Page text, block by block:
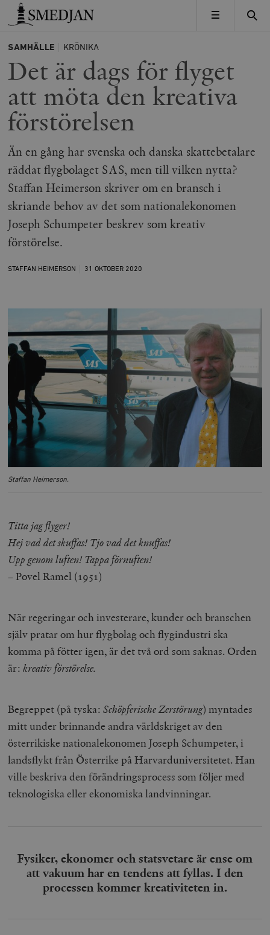
Timbro
MENY
SAMHÄLLE KRÖNIKA
Det är dags för flyget
att möta den kreativa
förstörelsen
Än en gång har svenska och danska skattebetalare
räddat flygbolaget SAS, men till vilken nytta?
Staffan Heimerson skriver om en bransch i
skriande behov av det som nationalekonomen
Joseph Schumpeter beskrev som kreativ
förstörelse.
STAFFAN HEIMERSON 31 OKTOBER 2020
Staffan Heimerson.
Titta jag flyger!
Hej vad det skuffas! Tjo vad det knuffas!
Upp genom luften! Tappa förnuften!
–Povel Ramel (1951)
När regeringar och investerare, kunder och branschen
själv pratar om hur flygbolag och flygindustri ska
komma på fötter igen, är det två ord som saknas. Orden
är:kreativ förstörelse.
Begreppet (på tyska:Schöpferische Zerstörung) myntades
mitt under brinnande andra världskriget av den
österrikiske nationalekonomen Joseph Schumpeter, i
landsflykt från Österrike på Harvarduniversitetet. Han
ville beskriva den förändringsprocess som följer med
teknologiska eller ekonomiska landvinningar.
Fysiker, ekonomer och statsvetare är ense om
att vakuum har en tendens att fyllas. I den
processen kommer kreativiteten in.